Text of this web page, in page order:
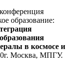
образование:
в космосе и
Москва, МПГУ.